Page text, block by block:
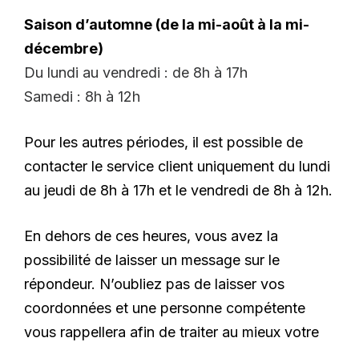
Saison d’automne (de la mi-août à la mi-
décembre)
Du lundi au vendredi : de 8h à 17h
Samedi : 8h à 12h
Pour les autres périodes, il est possible de
contacter le service client uniquement du lundi
au jeudi de 8h à 17h et le vendredi de 8h à 12h.
En dehors de ces heures, vous avez la
possibilité de laisser un message sur le
répondeur. N’oubliez pas de laisser vos
coordonnées et une personne compétente
vous rappellera afin de traiter au mieux votre